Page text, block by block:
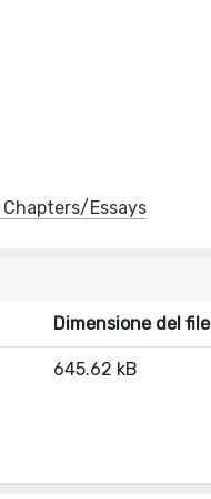
Essays
Dimensione del file
645.62 kB